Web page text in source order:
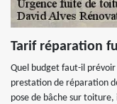
Tarif réparation
Quel budget faut-il
prestation de réparation
pose de bâche sur